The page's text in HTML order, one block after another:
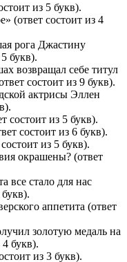
из 5 букв).
(ответ состоит из 4
рога Джастину
букв).
возвращал себе титул
состоит из 9 букв).
актрисы Эллен
состоит из 5 букв).
состоит из 6 букв).
из 5 букв).
окрашены? (ответ
все стало для нас
аппетита (ответ
золотую медаль на
букв).
из 3 букв).